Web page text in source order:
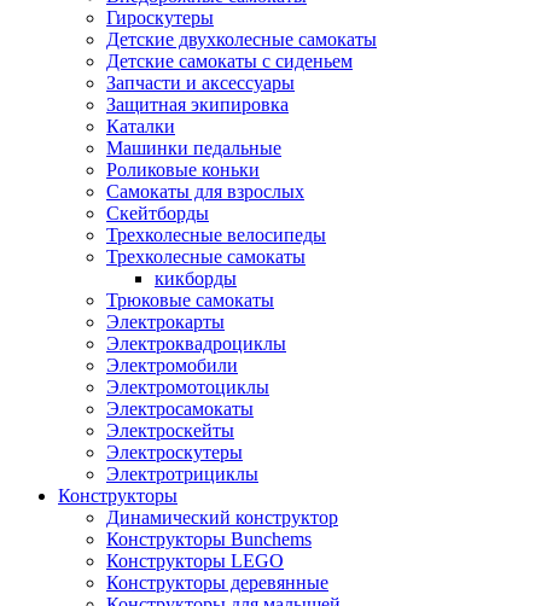
Гироскутеры
Детские двухколесные самокаты
Детские самокаты с сиденьем
Запчасти и аксессуары
Защитная экипировка
Каталки
Машинки педальные
Роликовые коньки
Самокаты для взрослых
Скейтборды
Трехколесные велосипеды
Трехколесные самокаты
кикборды
Трюковые самокаты
Электрокарты
Электроквадроциклы
Электромобили
Электромотоциклы
Электросамокаты
Электроскейты
Электроскутеры
Электротрициклы
Конструкторы
Динамический конструктор
Конструкторы Bunchems
Конструкторы LEGO
Конструкторы деревянные